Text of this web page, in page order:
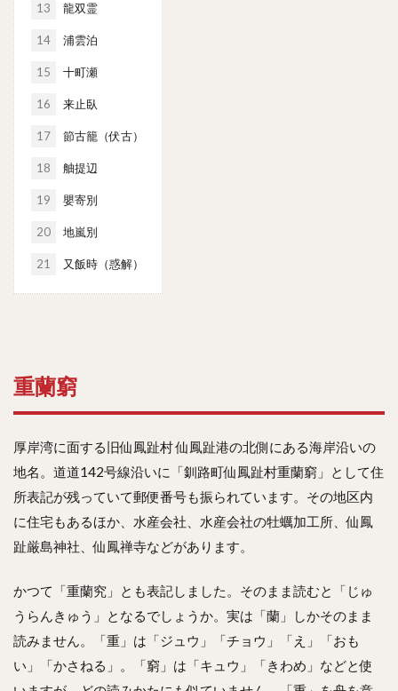
13 龍双霊
14 浦雲泊
15 十町瀬
16 来止臥
17 節古籠（伏古）
18 舳提辺
19 嬰寄別
20 地嵐別
21 又飯時（惑解）
重蘭窮
厚岸湾に面する旧仙鳳趾村 仙鳳趾港の北側にある海岸沿いの
地名。道道142号線沿いに「釧路町仙鳳趾村重蘭窮」として住
所表記が残っていて郵便番号も振られています。その地区内
に住宅もあるほか、水産会社、水産会社の牡蠣加工所、仙鳳
趾厳島神社、仙鳳禅寺などがあります。
かつて「重蘭究」とも表記しました。そのまま読むと「じゅ
うらんきゅう」となるでしょうか。実は「蘭」しかそのまま
読みません。「重」は「ジュウ」「チョウ」「え」「おも
い」「かさねる」。「窮」は「キュウ」「きわめ」などと使